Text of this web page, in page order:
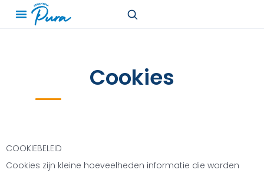
Cookies
COOKIEBELEID
Cookies zijn kleine hoeveelheden informatie die worden